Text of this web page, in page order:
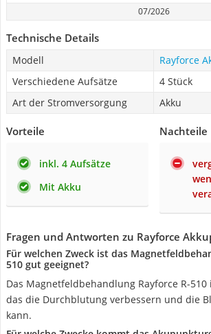
07/2026
Technische Details
Modell
Rayforce
Verschiedene Aufsätze
4 Stück
Art der Stromversorgung
Akku
Vorteile
inkl. 4 Aufsätze
Mit Akku
Nachteile
Fragen und Antworten zu Rayforce
Für welchen Zweck ist das
510 gut geeignet?
Das Magnetfeldbehandlung Rayforce R-
das die Durchblutung verbessern und die
kann.